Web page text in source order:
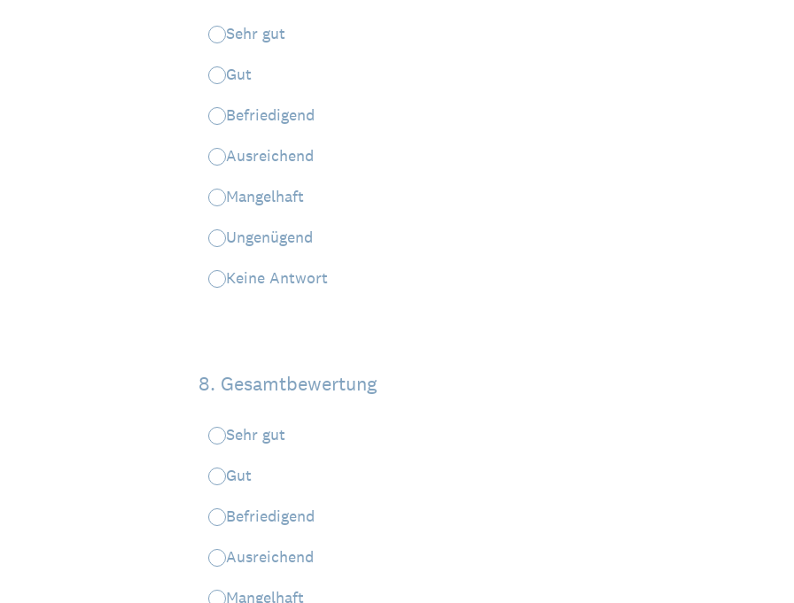
Sehr gut
Gut
Befriedigend
Ausreichend
Mangelhaft
Ungenügend
Keine Antwort
8. Gesamtbewertung
Sehr gut
Gut
Befriedigend
Ausreichend
Mangelhaft